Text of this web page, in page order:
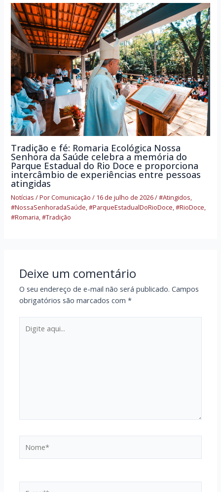
Tradição e fé: Romaria Ecológica Nossa
Senhora da Saúde celebra a memória do
Parque Estadual do Rio Doce e proporciona
intercâmbio de experiências entre pessoas
atingidas
Notícias / PorComunicação/ 16 de julho de 2026/#Atingidos,
#NossaSenhoradaSaúde,#ParqueEstadualDoRioDoce,#RioDoce,
#Romaria,#Tradição
Deixe um comentário
O seu endereço de e-mail não será publicado. Campos
obrigatórios são marcados com*
aqui...